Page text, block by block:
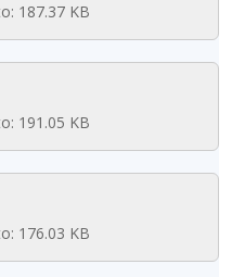
187.37 KB
191.05 KB
176.03 KB